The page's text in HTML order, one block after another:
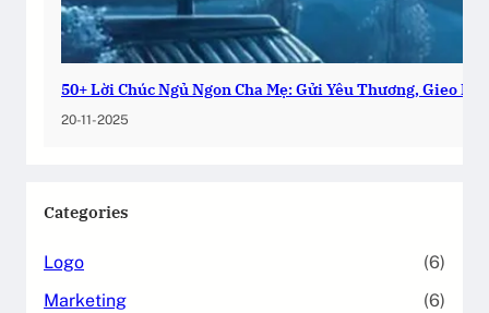
50+ Lời Chúc Ngủ Ngon Cha Mẹ: Gửi Yêu Thương, Gieo
20-11-2025
Categories
Logo
(6)
Marketing
(6)